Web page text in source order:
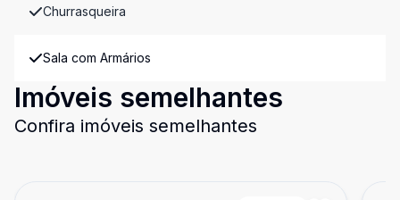
Churrasqueira
Sala com Armários
Imóveis semelhantes
Confira imóveis semelhantes